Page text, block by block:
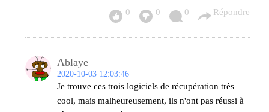
0
0 0 Répondre
Ablaye
2020-10-03 12:03:46
Je trouve ces trois logiciels de récupération très
cool, mais malheureusement, ils n'ont pas réussi à